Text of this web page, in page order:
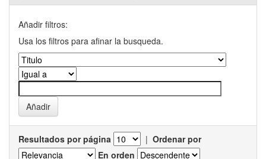
Añadir filtros:
Usa los filtros para afinar la busqueda.
Resultados por página | Ordenar por
En orden